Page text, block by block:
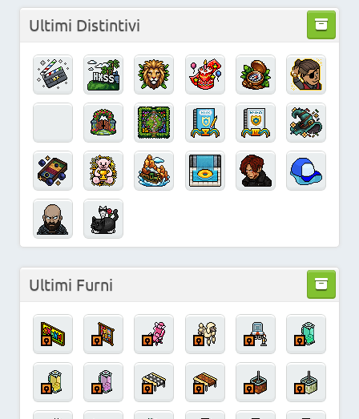
Ultimi Distintivi
Ultimi Furni